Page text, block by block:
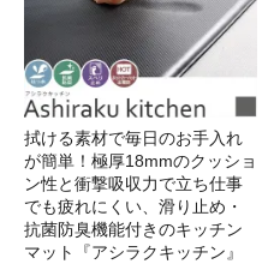
拭ける素材で毎日のお手入れ
が簡単！極厚18mmのクッショ
ン性と衝撃吸収力で立ち仕事
でも疲れにくい、滑り止め・
抗菌防臭機能付きのキッチン
マット『アシラクキッチン』